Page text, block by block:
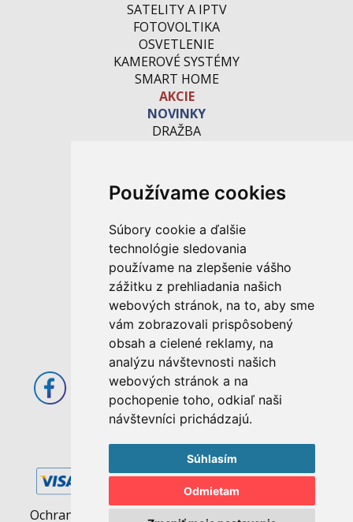
Používame cookies
Súbory cookie a ďalšie
technológie sledovania
používame na zlepšenie vášho
zážitku z prehliadania našich
webových stránok, na to, aby sme
vám zobrazovali prispôsobený
obsah a cielené reklamy, na
analýzu návštevnosti našich
webových stránok a na
pochopenie toho, odkiaľ naši
návštevníci prichádzajú.
Súhlasím
Odmietam
SATELITY A IPTV
FOTOVOLTIKA
OSVETLENIE
KAMEROVÉ SYSTÉMY
SMART HOME
AKCIE
NOVINKY
DRAŽBA
M. Rázusa 4795/34
955 01 Topoľčany
Slovenská republika
E-mail: info@abcom.sk
Tel: +421 38 53 62 611
Otváracie hodiny:
Po - Pia: 08:00 - 17:00
Ochrana osobných údajov | Pravidlá cookies